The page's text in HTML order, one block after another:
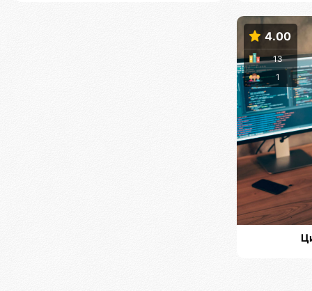
4.00
1
13